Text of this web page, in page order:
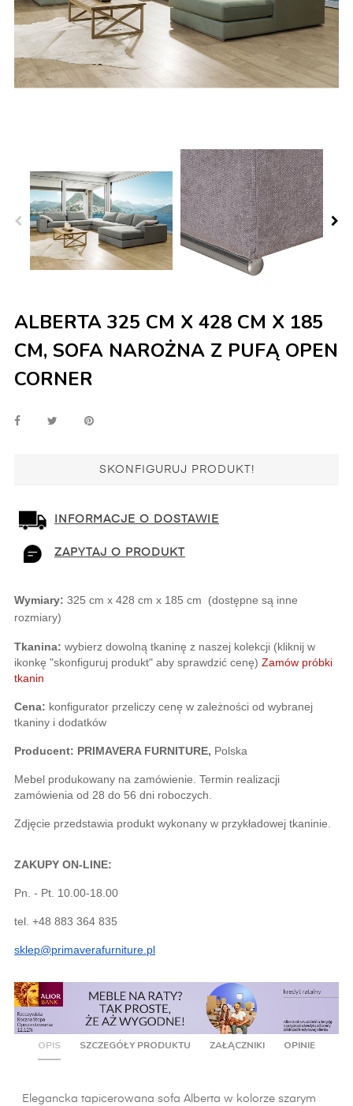
ALBERTA 325 CM X 428 CM X 185
CM, SOFA NAROŻNA Z PUFĄ OPEN
CORNER
SKONFIGURUJ PRODUKT!
INFORMACJE O DOSTAWIE
ZAPYTAJ O PRODUKT
Wymiary: 325 cm x 428 cm x 185 cm  (dostępne są inne
rozmiary)
Tkanina: wybierz dowolną tkaninę z naszej kolekcji (kliknij w
ikonkę "skonfiguruj produkt" aby sprawdzić cenę) Zamów próbki
tkanin
Cena: konfigurator przeliczy cenę w zależności od wybranej
tkaniny i dodatków
Producent: PRIMAVERA FURNITURE, Polska
Mebel produkowany na zamówienie. Termin realizacji
zamówienia od 28 do 56 dni roboczych.
Zdjęcie przedstawia produkt wykonany w przykładowej tkaninie.
ZAKUPY ON-LINE:
Pn. - Pt. 10.00-18.00
tel. +48 883 364 835
sklep@primaverafurniture.pl
OPIS SZCZEGÓŁY PRODUKTU ZAŁĄCZNIKI OPINIE
Elegancka tapicerowana sofa Alberta w kolorze szarym